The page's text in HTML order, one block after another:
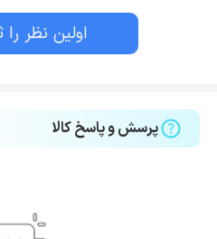
اولین نظر
پرسش و پاسخ کالا